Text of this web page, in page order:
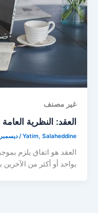
غير مصنف
العقد: النظرية العامة
Yatim, Salaheddine
/ديسمبر 15,
العقد هو اتفاق يلزم
بواحد أو أكثر من